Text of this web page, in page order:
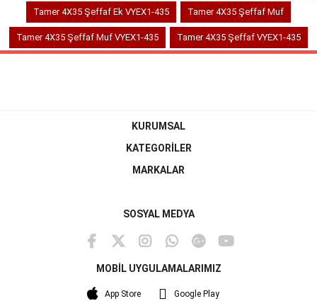
Tamer 4X35 Şeffaf Ek VYEX1-435 Tamer 4X35 Şeffaf Muf
Tamer 4X35 Şeffaf Muf VYEX1-435 Tamer 4X35 Şeffaf VYEX1-435
KURUMSAL
KATEGORİLER
MARKALAR
SOSYAL MEDYA
MOBİL UYGULAMALARIMIZ
App Store Google Play